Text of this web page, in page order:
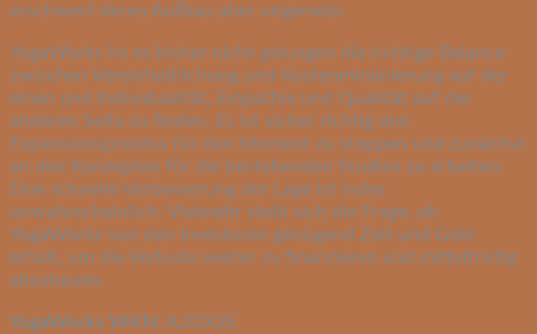
erschwert deren Aufbau aber ungemein.
YogaWorks ist es bisher nicht gelungen die richtige Balance
zwischen Vereinheitlichung und Kostenminimierung auf der
einen und Individualität, Empathie und Qualität auf der
anderen Seite zu finden. Es ist sicher richtig den
Expansionsprozess für den Moment zu stoppen und zunächst
an den Konzepten für die bestehenden Studios zu arbeiten.
Eine schnelle Verbesserung der Lage ist indes
unwahrscheinlich. Vielmehr stellt sich die Frage, ob
YogaWorks von den Investoren genügend Zeit und Geld
erhält, um die Verluste weiter zu finanzieren und mittelfristig
abzubauen.
YogaWorks WKN : A2DX2E